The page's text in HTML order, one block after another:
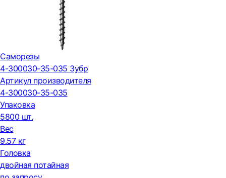
Саморезы
4-300030-35-035 Зубр
Артикул производителя
4-300030-35-035
Упаковка
5800 шт.
Вес
9.57 кг
Головка
двойная потайная